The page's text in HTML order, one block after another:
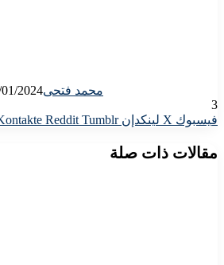
محمد فتحى2024
3
فيسبوك X لينكدإن
مقالات ذات صلة